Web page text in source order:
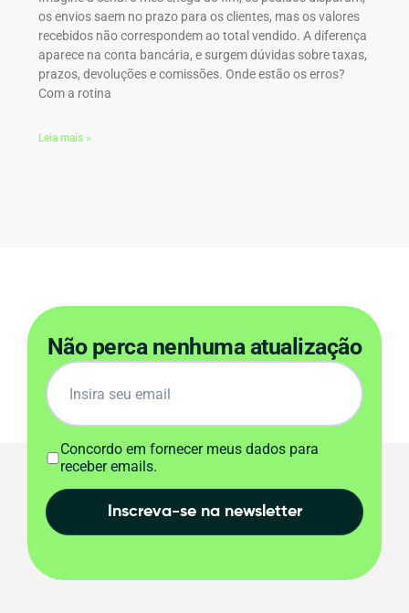
os envios saem no prazo para os clientes, mas os valores
recebidos não correspondem ao total vendido. A diferença
aparece na conta bancária, e surgem dúvidas sobre taxas,
prazos, devoluções e comissões. Onde estão os erros?
Com a rotina
Leia mais »
Não perca nenhuma atualização
Concordo em fornecer meus dados para
receber emails.
Inscreva-se na newsletter